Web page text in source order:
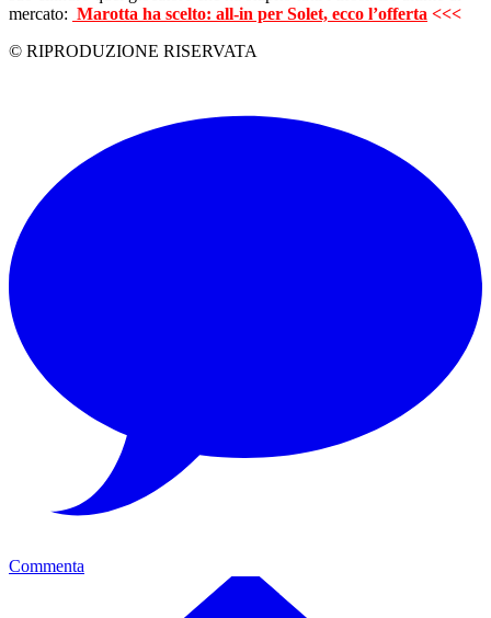
mercato: Marotta ha scelto: all-in per Solet, ecco l’offerta <<<
© RIPRODUZIONE RISERVATA
Commenta